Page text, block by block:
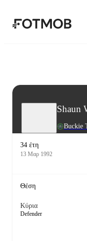
Shaun
Buckie
34 έτη
13 Μαρ 1992
Θέση
Κύρια
Defender